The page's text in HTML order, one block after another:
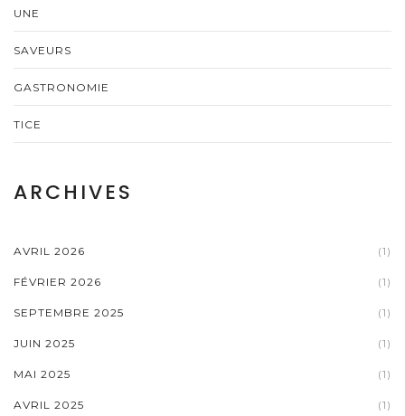
UNE
SAVEURS
GASTRONOMIE
TICE
ARCHIVES
AVRIL 2026 (1)
FÉVRIER 2026 (1)
SEPTEMBRE 2025 (1)
JUIN 2025 (1)
MAI 2025 (1)
AVRIL 2025 (1)